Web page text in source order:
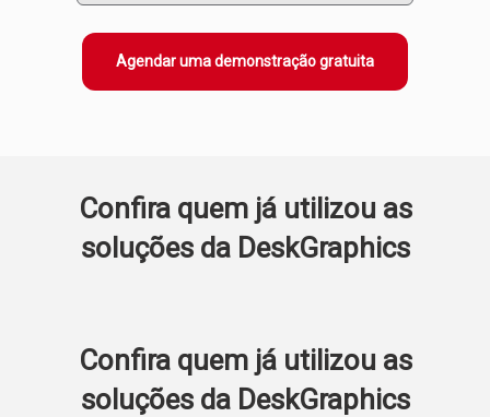
Agendar uma demonstração gratuita
Confira quem já utilizou as
soluções da DeskGraphics
Confira quem já utilizou as
soluções da DeskGraphics